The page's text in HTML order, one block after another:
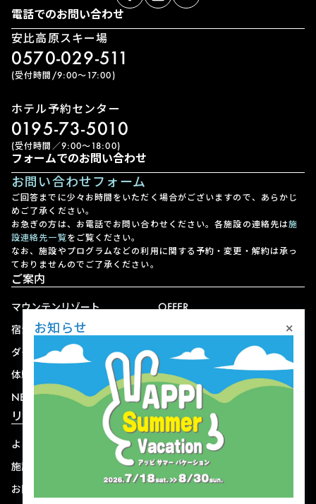
電話でのお問い合わせ
安比高原スキー場
0570-029-511
(受付時間/9:00〜17:00)
ホテル予約センター
0195-73-5010
(受付時間／9:00〜18:00)
フォームでのお問い合わせ
お問い合わせフォーム
ご回答までに少々お時間をいただく場合がございますので、あらかじ
めご了承ください。
お急ぎの方は、お電話でお問い合わせください。各施設の連絡先は施
設連絡先一覧をご覧ください。
なお、施設やプログラムなどの利用に関する予約・変更・解約は承っ
ておりませんのでご了承ください。
ご案内
マウンテンリゾート
宿泊
ダイニング
体験
NEWS
OFFER
ショップ
リゾート情報
よくある質問
施設連絡先一覧
お問い合わせ
関連施設
資料ダウンロード
お知らせ ×